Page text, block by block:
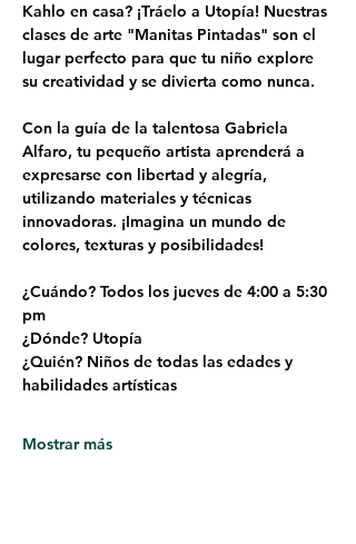
Kahlo en casa? ¡Tráelo a Utopía! Nuestras
clases de arte "Manitas Pintadas" son el
lugar perfecto para que tu niño explore
su creatividad y se divierta como nunca.
Con la guía de la talentosa Gabriela
Alfaro, tu pequeño artista aprenderá a
expresarse con libertad y alegría,
utilizando materiales y técnicas
innovadoras. ¡Imagina un mundo de
colores, texturas y posibilidades!
¿Cuándo? Todos los jueves de 4:00 a 5:30
pm
¿Dónde? Utopía
¿Quién? Niños de todas las edades y
habilidades artísticas
Mostrar más